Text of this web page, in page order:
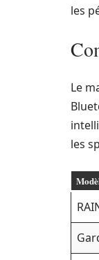
les
Le
les